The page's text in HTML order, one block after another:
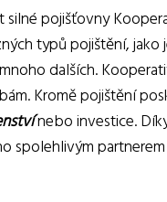
pojišťovny
typů pojištění, jako
dalších.
Kromě pojištění
nebo investice.
spolehlivým